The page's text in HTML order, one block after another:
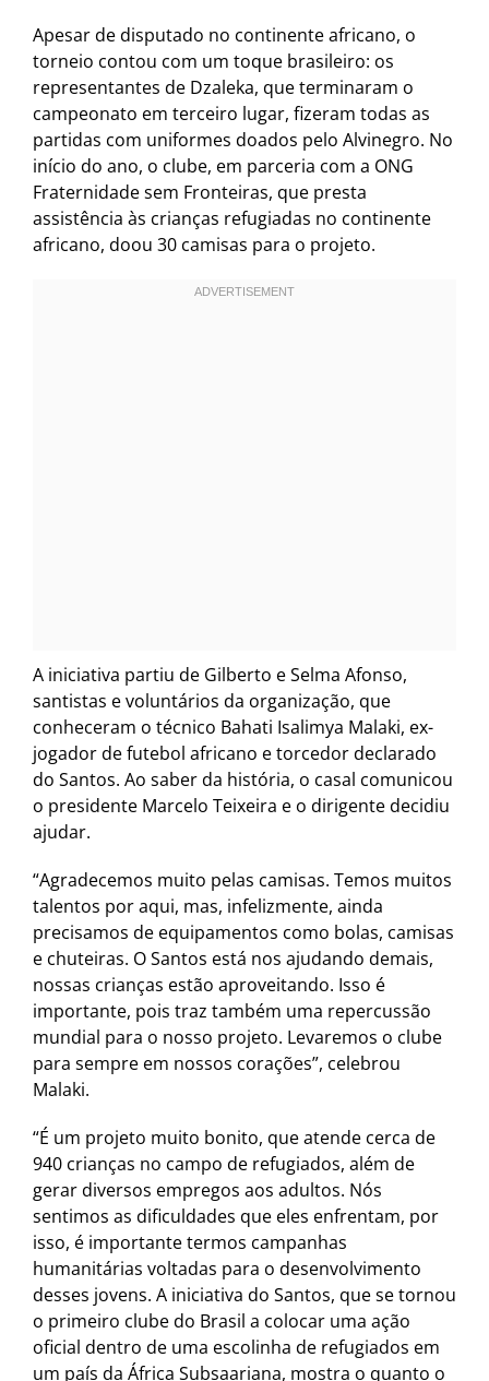
Apesar de disputado no continente africano, o
torneio contou com um toque brasileiro: os
representantes de Dzaleka, que terminaram o
campeonato em terceiro lugar, fizeram todas as
partidas com uniformes doados pelo Alvinegro. No
início do ano, o clube, em parceria com a ONG
Fraternidade sem Fronteiras, que presta
assistência às crianças refugiadas no continente
africano, doou 30 camisas para o projeto.
A iniciativa partiu de Gilberto e Selma Afonso,
santistas e voluntários da organização, que
conheceram o técnico Bahati Isalimya Malaki, ex-
jogador de futebol africano e torcedor declarado
do Santos. Ao saber da história, o casal comunicou
o presidente Marcelo Teixeira e o dirigente decidiu
ajudar.
“Agradecemos muito pelas camisas. Temos muitos
talentos por aqui, mas, infelizmente, ainda
precisamos de equipamentos como bolas, camisas
e chuteiras. O Santos está nos ajudando demais,
nossas crianças estão aproveitando. Isso é
importante, pois traz também uma repercussão
mundial para o nosso projeto. Levaremos o clube
para sempre em nossos corações”, celebrou
Malaki.
“É um projeto muito bonito, que atende cerca de
940 crianças no campo de refugiados, além de
gerar diversos empregos aos adultos. Nós
sentimos as dificuldades que eles enfrentam, por
isso, é importante termos campanhas
humanitárias voltadas para o desenvolvimento
desses jovens. A iniciativa do Santos, que se tornou
o primeiro clube do Brasil a colocar uma ação
oficial dentro de uma escolinha de refugiados em
um país da África Subsaariana, mostra o quanto o